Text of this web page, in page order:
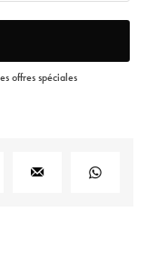
offres spéciales